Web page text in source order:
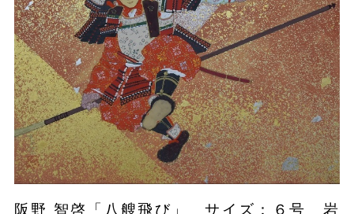
阪野 智啓「八艘飛び」 サイズ：６号 岩